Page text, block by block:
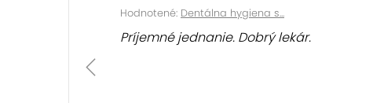
Hodnotené: Dentálna hygiena s...
Príjemné jednanie. Dobrý lekár.